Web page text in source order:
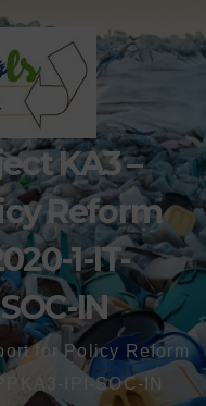
KA3 –
Reform
1-IT-
IN
for Policy Reform
IPI-SOC-IN